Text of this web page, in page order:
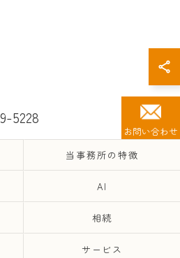
5228
お問い合わせ
当事務所の特徴
AI
相続
サービス